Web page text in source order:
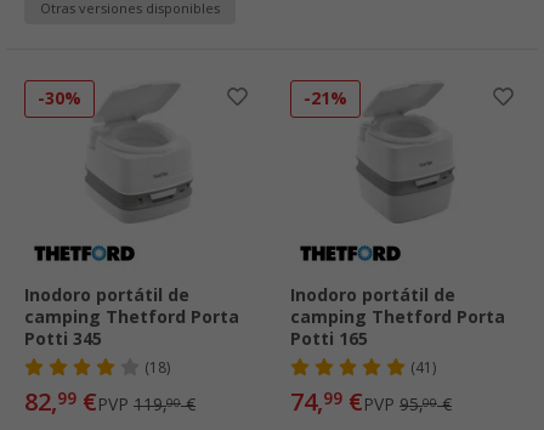
Otras versiones disponibles
-30%
Inodoro portátil de
camping Thetford Porta
Potti 345
(18)
82,99 €PVP 119,00€
-21%
Inodoro portátil de
camping Thetford Porta
Potti 165
(41)
74,99 €PVP 95,00€